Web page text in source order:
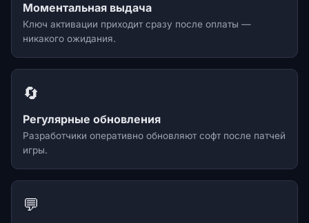
Моментальная выдача
Ключ активации приходит сразу после оплаты —
никакого ожидания.
🔄
Регулярные обновления
Разработчики оперативно обновляют софт после патчей
игры.
💬